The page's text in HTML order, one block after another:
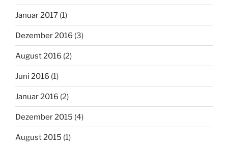
Januar 2017 (1)
Dezember 2016 (3)
August 2016 (2)
Juni 2016 (1)
Januar 2016 (2)
Dezember 2015 (4)
August 2015 (1)